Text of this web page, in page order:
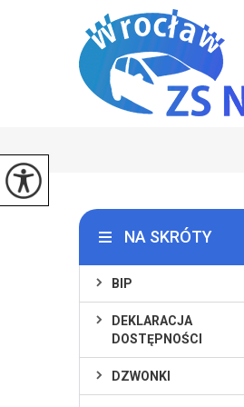
NA SKRÓTY
BIP
DEKLARACJA
DOSTĘPNOŚCI
DZWONKI